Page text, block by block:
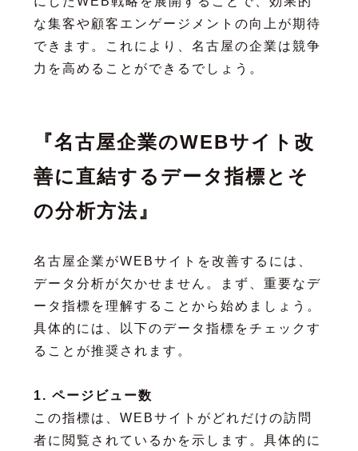
な集客や顧客エンゲージメントの向上が期待
できます。これにより、名古屋の企業は競争
力を高めることができるでしょう。
『名古屋企業のWEBサイト改
善に直結するデータ指標とそ
の分析方法』
名古屋企業がWEBサイトを改善するには、
データ分析が欠かせません。まず、重要なデ
ータ指標を理解することから始めましょう。
具体的には、以下のデータ指標をチェックす
ることが推奨されます。
1. ページビュー数
この指標は、WEBサイトがどれだけの訪問
者に閲覧されているかを示します。具体的に